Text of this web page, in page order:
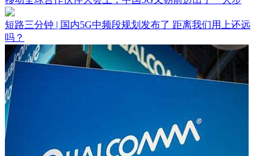
短路三分钟 | 国内5G中频段规划发布了 距离我们用上还远
吗？